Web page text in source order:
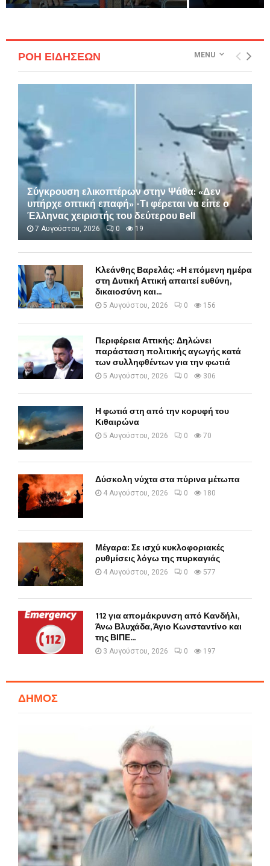
ΡΟΗ ΕΙΔΗΣΕΩΝ MENU
Σύγκρουση ελικοπτέρων στην Ψάθα: «Δεν
υπήρχε οπτική επαφή» -Τι φέρεται να είπε ο
Έλληνας χειριστής του δεύτερου Bell
7 Αυγούστου, 2026 0 19
Κλεάνθης Βαρελάς: «Η επόμενη ημέρα
στη Δυτική Αττική απαιτεί ευθύνη,
δικαιοσύνη και...
5 Αυγούστου, 2026 0 156
Περιφέρεια Αττικής: Δηλώνει
παράσταση πολιτικής αγωγής κατά
των συλληφθέντων για την φωτιά
5 Αυγούστου, 2026 0 306
Η φωτιά στη από την κορυφή του
Κιθαιρώνα
5 Αυγούστου, 2026 0 70
Δύσκολη νύχτα στα πύρινα μέτωπα
4 Αυγούστου, 2026 0 180
Μέγαρα: Σε ισχύ κυκλοφοριακές
ρυθμίσεις λόγω της πυρκαγιάς
4 Αυγούστου, 2026 0 577
112 για απομάκρυνση από Κανδήλι,
Άνω Βλυχάδα, Άγιο Κωνσταντίνο και
της ΒΙΠΕ...
3 Αυγούστου, 2026 0 197
ΔΗΜΟΣ